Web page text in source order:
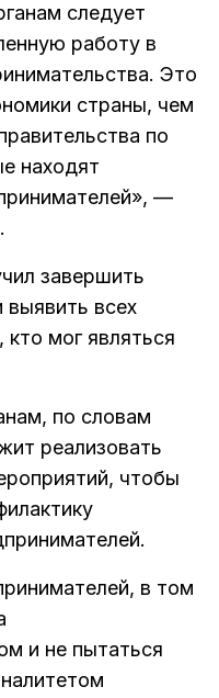
следует
работу в
Это
страны, чем
по
находят
—
завершить
выявить всех
кто мог являться
по словам
реализовать
чтобы
в том
и не пытаться